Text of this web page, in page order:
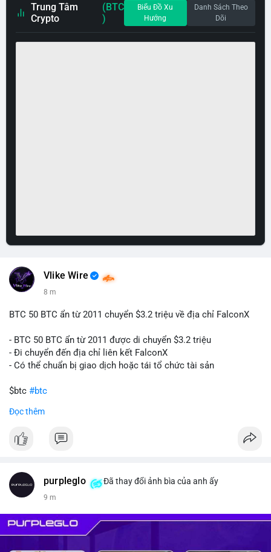
Trung Tâm
Crypto
(BTC
)
Biểu Đồ Xu
Hướng
Danh Sách Theo
Dõi
Vlike Wire
8 m
BTC 50 BTC ẩn từ 2011 chuyển $3.2 triệu về địa chỉ FalconX
- BTC 50 BTC ẩn từ 2011 được di chuyển $3.2 triệu
- Đi chuyển đến địa chỉ liên kết FalconX
- Có thể chuẩn bị giao dịch hoặc tái tổ chức tài sản
$btc #btc
#vlikevn
📰 Nguồn: CoinDesk
Đọc thêm
purpleglo Đã thay đổi ảnh bìa của anh ấy
9 m